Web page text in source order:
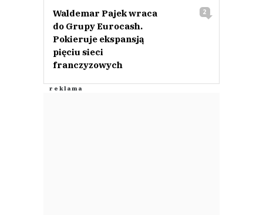
Waldemar Pajek wraca
do Grupy Eurocash.
Pokieruje ekspansją
pięciu sieci
franczyzowych
2